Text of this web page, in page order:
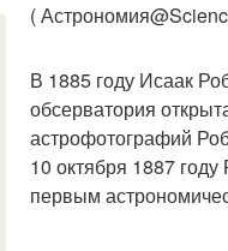
(
В 1885 году Исаак
обсерватория
астрофотографий
10 октября 1887
первым